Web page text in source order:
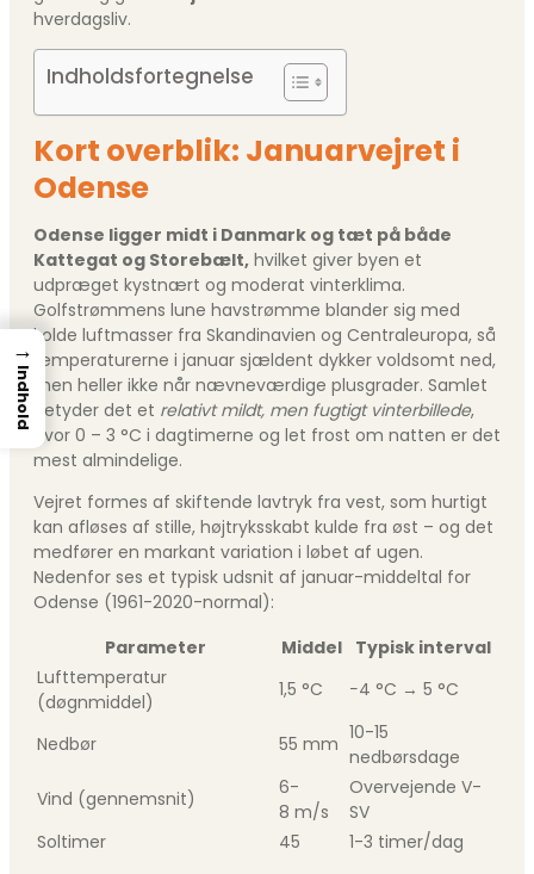
hverdagsliv.
Indholdsfortegnelse
Kort overblik: Januarvejret i
Odense
Odense ligger midt i Danmark og tæt på både
Kattegat og Storebælt, hvilket giver byen et
udpræget kystnært og moderat vinterklima.
Golfstrømmens lune havstrømme blander sig med
kolde luftmasser fra Skandinavien og Centraleuropa, så
temperaturerne i januar sjældent dykker voldsomt ned,
men heller ikke når nævneværdige plusgrader. Samlet
betyder det et relativt mildt, men fugtigt vinterbillede,
hvor 0 – 3 °C i dagtimerne og let frost om natten er det
mest almindelige.
Vejret formes af skiftende lavtryk fra vest, som hurtigt
kan afløses af stille, højtryksskabt kulde fra øst – og det
medfører en markant variation i løbet af ugen.
Nedenfor ses et typisk udsnit af januar-middeltal for
Odense (1961-2020-normal):
Parameter
Middel Typisk interval
Lufttemperatur
(døgnmiddel)
1,5 °C −4 °C → 5 °C
Nedbør 55 mm 10-15
nedbørsdage
Vind (gennemsnit)
6-
8 m/s
Overvejende V-
SV
Soltimer
45
1-3 timer/dag
→
Indhold